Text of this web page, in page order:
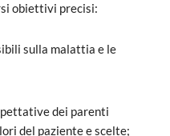
obiettivi precisi:
sulla malattia e le
dei parenti
del paziente e scelte;